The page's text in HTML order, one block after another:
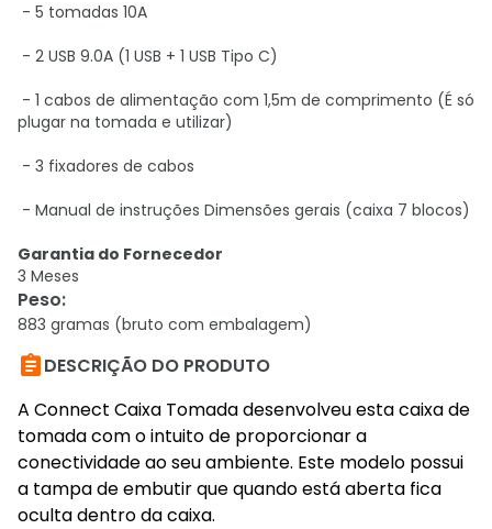
- 5 tomadas 10A
- 2 USB 9.0A (1 USB + 1 USB Tipo C)
- 1 cabos de alimentação com 1,5m de comprimento (É só
plugar na tomada e utilizar)
- 3 fixadores de cabos
- Manual de instruções Dimensões gerais (caixa 7 blocos)
Garantia do Fornecedor
3 Meses
Peso:
883 gramas (bruto com embalagem)
DESCRIÇÃO DO PRODUTO
A Connect Caixa Tomada desenvolveu esta caixa de
tomada com o intuito de proporcionar a
conectividade ao seu ambiente. Este modelo possui
a tampa de embutir que quando está aberta fica
oculta dentro da caixa.